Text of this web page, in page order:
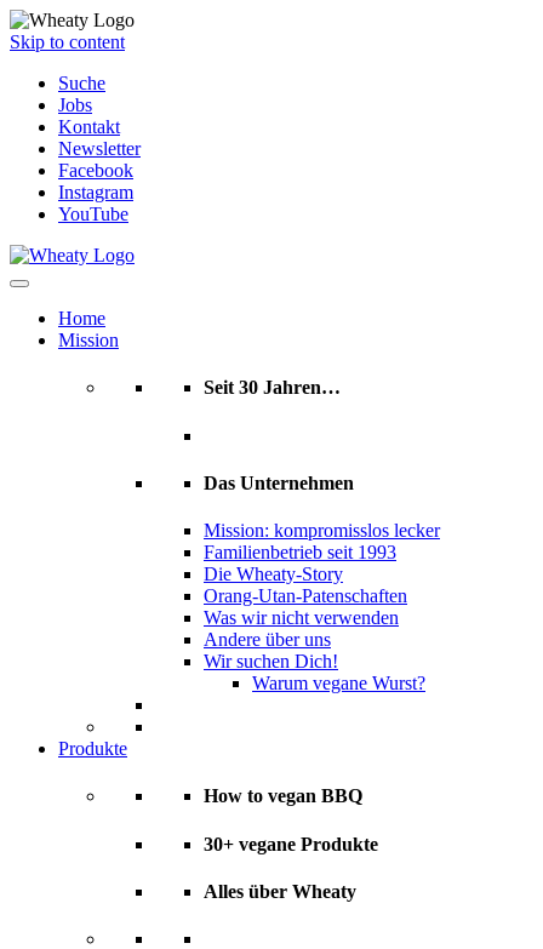
Skip to content
Suche
Jobs
Kontakt
Newsletter
Facebook
Instagram
YouTube
Home
Mission
Seit 30 Jahren…
Das Unternehmen
Mission: kompromisslos lecker
Familienbetrieb seit 1993
Die Wheaty-Story
Orang-Utan-Patenschaften
Was wir nicht verwenden
Andere über uns
Wir suchen Dich!
Warum vegane Wurst?
Produkte
How to vegan BBQ
30+ vegane Produkte
Alles über Wheaty